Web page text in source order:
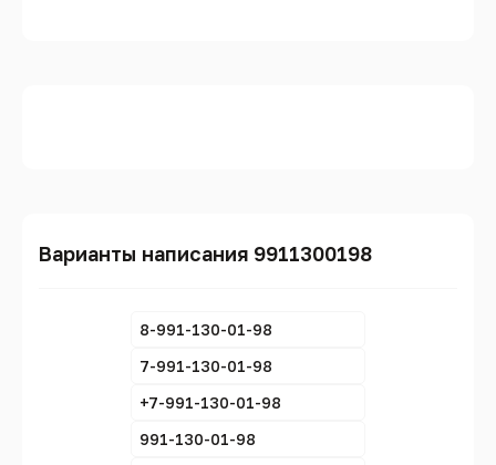
Варианты написания 9911300198
8-991-130-01-98
7-991-130-01-98
+7-991-130-01-98
991-130-01-98